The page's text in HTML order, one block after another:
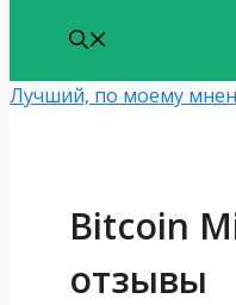
Лучший, по моему
Bitcoin
отзывы